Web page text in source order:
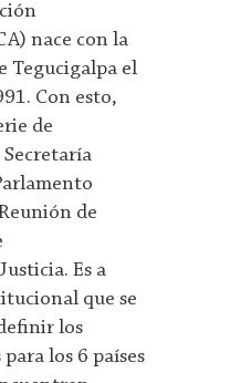
nace con la
Tegucigalpa el
Con esto,
de
de
Es a
que se
los
los 6 países